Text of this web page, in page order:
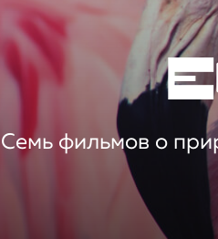
Семь фильмов о